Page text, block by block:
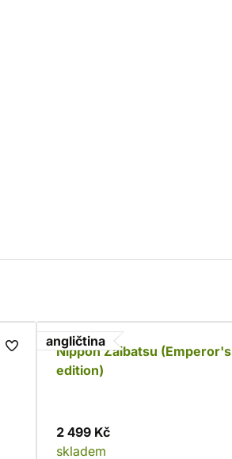
angličtina
Nippon Zaibatsu (Emperor's
edition)
2 499 Kč
skladem